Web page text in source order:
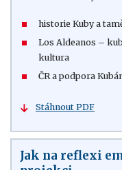
historie Kuby a
Los Aldeanos –
kultura
ČR a podpora
Stáhnout PDF
Jak na reflexi